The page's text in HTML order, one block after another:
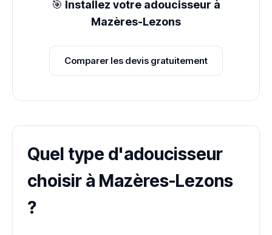
🎯 Installez votre adoucisseur à
Mazères-Lezons
Comparer les devis gratuitement
Quel type d'adoucisseur
choisir à Mazères-Lezons
?